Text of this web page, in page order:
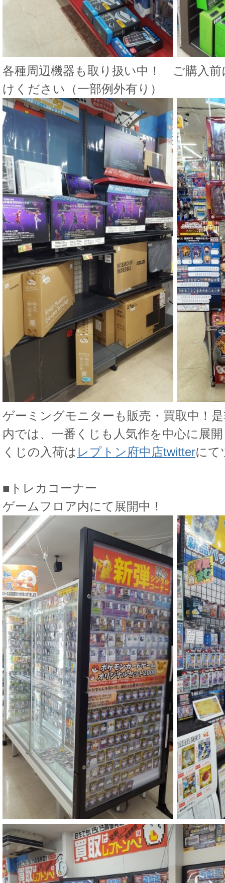
各種周辺機器も取り扱い中！ ご購入
けください（一部例外有り）
ゲーミングモニターも販売・買取中！
内では、一番くじも人気作を中心に展
くじの入荷は レプトン府中店twitterにて
■トレカコーナー
ゲームフロア内にて展開中！